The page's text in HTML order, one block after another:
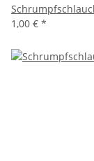
1,00 € *